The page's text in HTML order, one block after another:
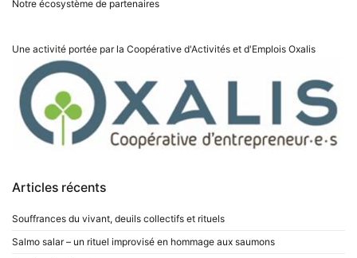
Notre écosystème de partenaires
Une activité portée par la Coopérative d'Activités et d'Emplois Oxalis
Articles récents
Souffrances du vivant, deuils collectifs et rituels
Salmo salar – un rituel improvisé en hommage aux saumons